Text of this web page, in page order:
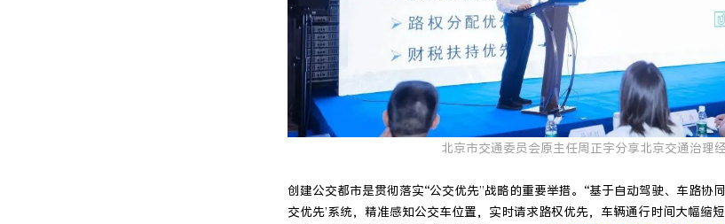
北京市交通委员会原主任周正宇分享北京交通治理经
创建公交都市是贯彻落实“公交优先”战略的重要举措。“基于自动驾驶、车路协
交优先’系统，精准感知公交车位置，实时请求路权优先，车辆通行时间大幅缩